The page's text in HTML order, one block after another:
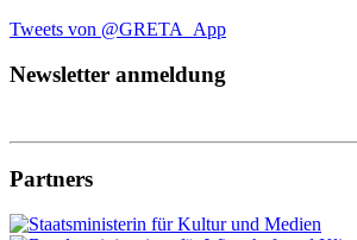
Tweets von @GRETA_App
Newsletter anmeldung
Partners